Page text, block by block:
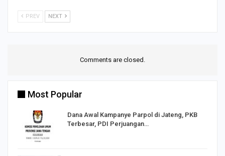
PREV NEXT
Comments are closed.
Most Popular
Dana Awal Kampanye Parpol di Jateng, PKB
Terbesar, PDI Perjuangan…